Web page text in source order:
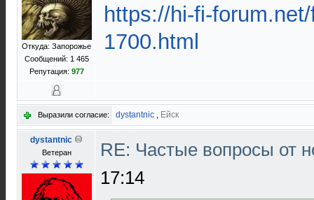
Откуда: Запорожье
Сообщений: 1 465
Репутация: 977
https://hi-fi-
1700.html
Выразили согласие: dystantnic , Ейск
dystantnic
Ветеран
RE: Частые вопросы от
17:14